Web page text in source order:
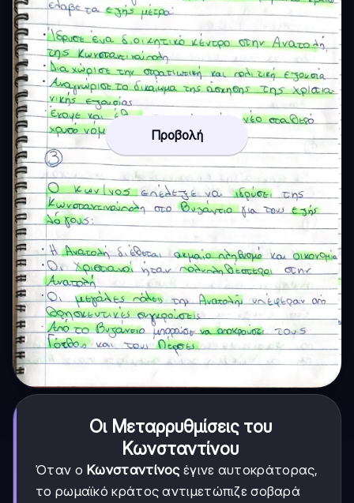
Προβολή
Οι Μεταρρυθμίσεις του
Κωνσταντίνου
Όταν ο Κωνσταντίνοςέγινε αυτοκράτορας,
το ρωμαϊκό κράτος αντιμετώπιζε σοβαρά